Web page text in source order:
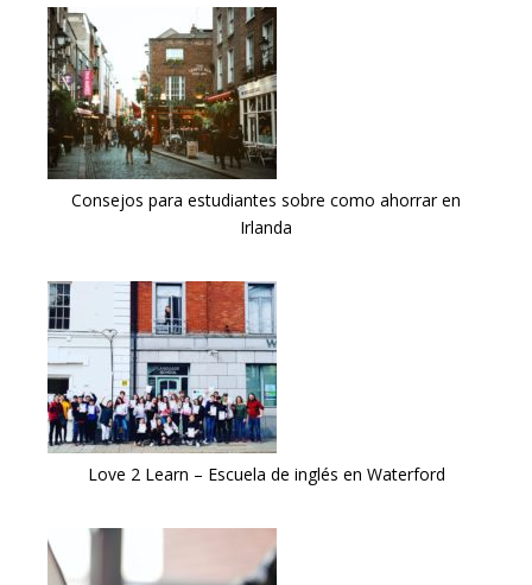
Consejos para estudiantes sobre como ahorrar en
Irlanda
Love 2 Learn – Escuela de inglés en Waterford